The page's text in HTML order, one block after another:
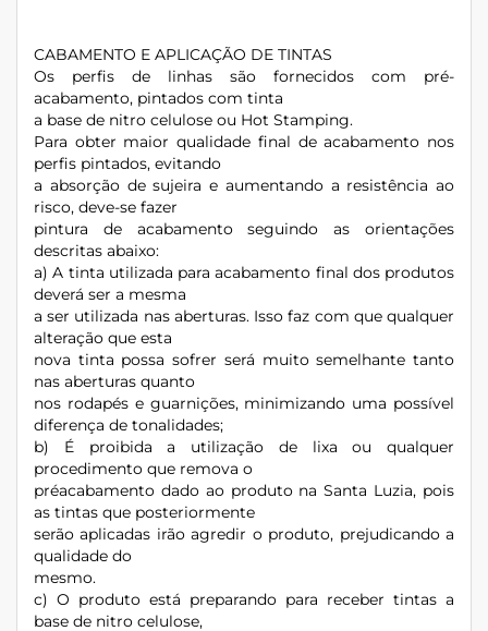
CABAMENTO E APLICAÇÃO DE TINTAS
Os perfis de linhas são fornecidos com pré-
acabamento, pintados com tinta
a base de nitro celulose ou Hot Stamping.
Para obter maior qualidade final de acabamento nos
perfis pintados, evitando
a absorção de sujeira e aumentando a resistência ao
risco, deve-se fazer
pintura de acabamento seguindo as orientações
descritas abaixo:
a) A tinta utilizada para acabamento final dos produtos
deverá ser a mesma
a ser utilizada nas aberturas. Isso faz com que qualquer
alteração que esta
nova tinta possa sofrer será muito semelhante tanto
nas aberturas quanto
nos rodapés e guarnições, minimizando uma possível
diferença de tonalidades;
b) É proibida a utilização de lixa ou qualquer
procedimento que remova o
préacabamento dado ao produto na Santa Luzia, pois
as tintas que posteriormente
serão aplicadas irão agredir o produto, prejudicando a
qualidade do
mesmo.
c) O produto está preparando para receber tintas a
base de nitro celulose,